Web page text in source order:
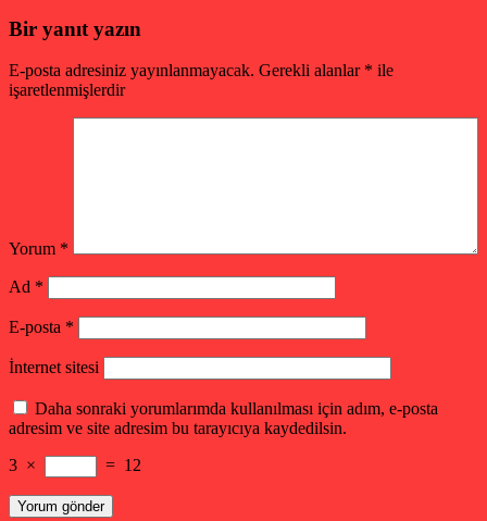
Bir yanıt yazın
E-posta adresiniz yayınlanmayacak. Gerekli alanlar * ile
işaretlenmişlerdir
Yorum *
Ad *
E-posta *
İnternet sitesi
Daha sonraki yorumlarımda kullanılması için adım, e-posta
adresim ve site adresim bu tarayıcıya kaydedilsin.
3 × = 12